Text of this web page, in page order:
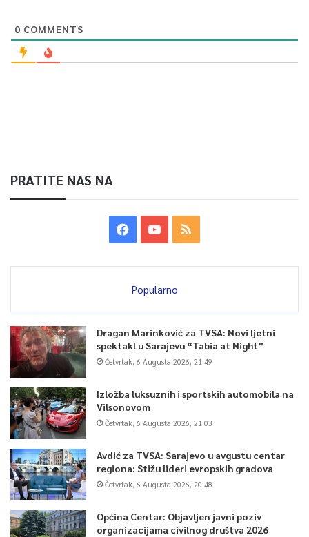
0 COMMENTS
PRATITE NAS NA
Popularno
Dragan Marinković za TVSA: Novi ljetni
spektakl u Sarajevu “Tabia at Night”
Četvrtak, 6 Augusta 2026, 21:49
Izložba luksuznih i sportskih automobila na
Vilsonovom
Četvrtak, 6 Augusta 2026, 21:03
Avdić za TVSA: Sarajevo u avgustu centar
regiona: Stižu lideri evropskih gradova
Četvrtak, 6 Augusta 2026, 20:48
Općina Centar: Objavljen javni poziv
organizacijama civilnog društva 2026